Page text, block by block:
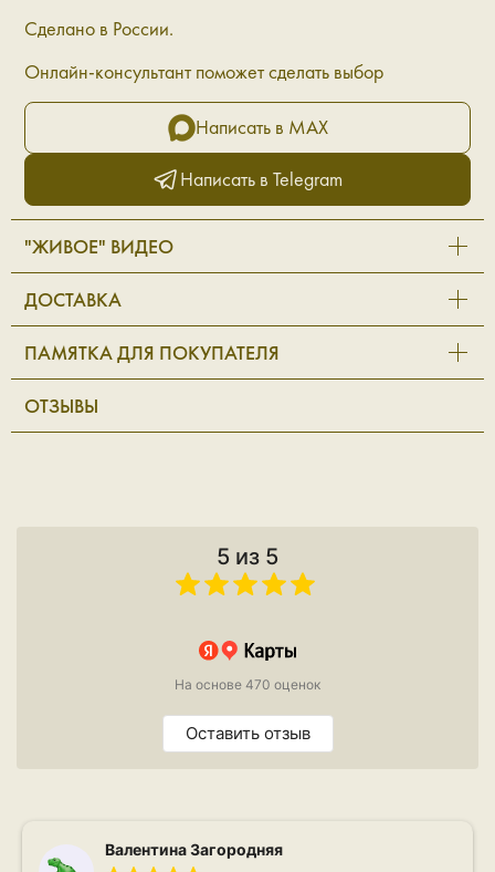
Сделано в России.
Онлайн-консультант поможет сделать выбор
Написать в MAX
Написать в Telegram
"ЖИВОЕ" ВИДЕО
ДОСТАВКА
ПАМЯТКА ДЛЯ ПОКУПАТЕЛЯ
ОТЗЫВЫ
5 из 5
На основе 470 оценок
Оставить отзыв
Валентина Загородняя